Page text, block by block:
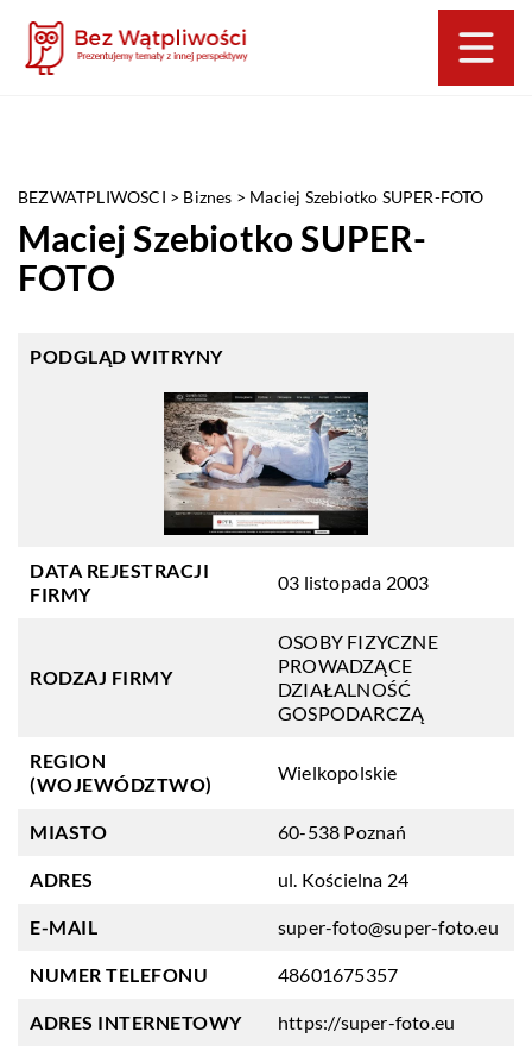
BEZWATPLIWOSCI > Biznes > Maciej Szebiotko SUPER-FOTO
Maciej Szebiotko SUPER-
FOTO
PODGLĄD WITRYNY
DATA REJESTRACJI
FIRMY
03 listopada 2003
RODZAJ FIRMY
OSOBY FIZYCZNE
PROWADZĄCE
DZIAŁALNOŚĆ
GOSPODARCZĄ
REGION
(WOJEWÓDZTWO)
Wielkopolskie
MIASTO 60-538 Poznań
ADRES ul. Kościelna 24
E-MAIL super-foto@super-foto.eu
NUMER TELEFONU 48601675357
ADRES INTERNETOWY https://super-foto.eu